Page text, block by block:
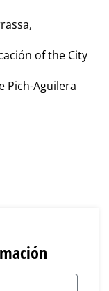
of the City
Pich-Aguilera